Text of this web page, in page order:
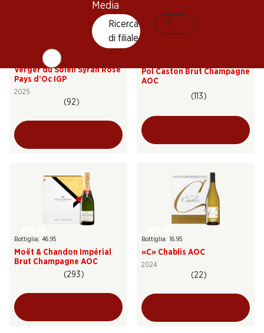
Media
Ricerca
di filiale
Bottiglia: 3.50
Verger du Soleil Syrah Rosé
Pays d’Oc IGP
2025
(92)
Pol Caston Brut Champagne
AOC
(113)
Bottiglia: 46.95
Moët & Chandon Impérial
Brut Champagne AOC
(293)
Bottiglia: 16.95
«C» Chablis AOC
2024
(22)